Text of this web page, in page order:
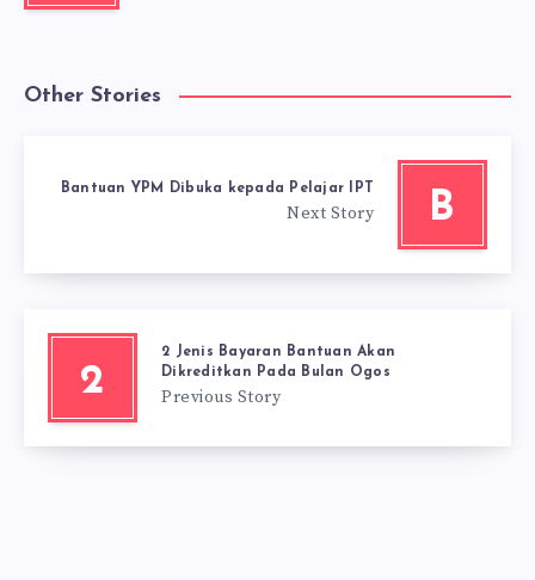
Other Stories
B
Bantuan YPM Dibuka kepada Pelajar IPT
Next Story
2
2 Jenis Bayaran Bantuan Akan
Dikreditkan Pada Bulan Ogos
Previous Story